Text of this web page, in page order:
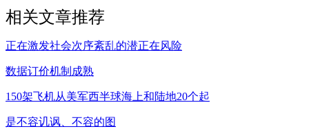
相关文章推荐
正在激发社会次序紊乱的潜正在风险
数据订价机制成熟
150架飞机从美军西半球海上和陆地20个起
是不容讥讽、不容的图